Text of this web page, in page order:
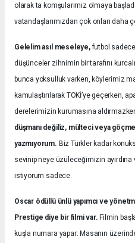
olarak ta komşularımız olmaya
vatandaşlarımızdan çok onları daha
Gelelim asıl meseleye,futbol sadece
düşünceler zihnimin bir tarafını
bunca yoksulluk varken, köylerimiz
kamulaştırılarak TOKİ’ye geçerken,
derelerimizin kurumasına
düşmanı değiliz, mülteci veya
yazmıyorum. Biz Türkler kadar
sevinip neye üzüleceğimizin ayırdına
istiyorum sadece.
Oscar ödüllü ünlü yapımcı ve
Prestige diye bir filmi var.Filmin
kuşla numara yapar: Masanın